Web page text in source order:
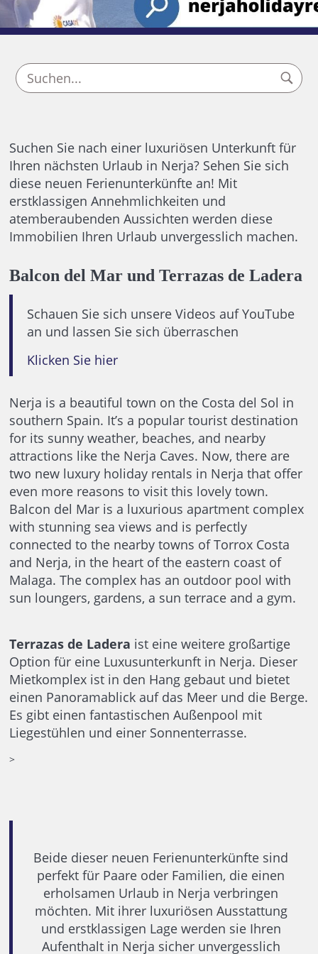
Suchen Sie nach einer luxuriösen Unterkunft für
Ihren nächsten Urlaub in Nerja? Sehen Sie sich
diese neuen Ferienunterkünfte an! Mit
erstklassigen Annehmlichkeiten und
atemberaubenden Aussichten werden diese
Immobilien Ihren Urlaub unvergesslich machen.
Balcon del Mar und Terrazas de Ladera
Schauen Sie sich unsere Videos auf YouTube
an und lassen Sie sich überraschen
Klicken Sie hier
Nerja is a beautiful town on the Costa del Sol in
southern Spain. It’s a popular tourist destination
for its sunny weather, beaches, and nearby
attractions like the Nerja Caves. Now, there are
two new luxury holiday rentals in Nerja that offer
even more reasons to visit this lovely town.
Balcon del Mar is a luxurious apartment complex
with stunning sea views and is perfectly
connected to the nearby towns of Torrox Costa
and Nerja, in the heart of the eastern coast of
Malaga. The complex has an outdoor pool with
sun loungers, gardens, a sun terrace and a gym.
Terrazas de Ladera ist eine weitere großartige
Option für eine Luxusunterkunft in Nerja. Dieser
Mietkomplex ist in den Hang gebaut und bietet
einen Panoramablick auf das Meer und die Berge.
Es gibt einen fantastischen Außenpool mit
Liegestühlen und einer Sonnenterrasse.
>
Beide dieser neuen Ferienunterkünfte sind
perfekt für Paare oder Familien, die einen
erholsamen Urlaub in Nerja verbringen
möchten. Mit ihrer luxuriösen Ausstattung
und erstklassigen Lage werden sie Ihren
Aufenthalt in Nerja sicher unvergesslich